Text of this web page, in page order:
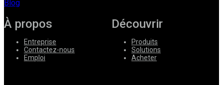
Blog
À propos
Entreprise
Contactez-nous
Emploi
Découvrir
Produits
Solutions
Acheter